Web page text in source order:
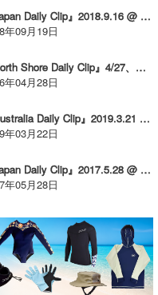
『Japan Daily Clip』2018.9.16 @ Shikoku vol.2
年09月19日
『North Shore Daily Clip』4/27、ロッキーセッション。
年04月28日
『Australia Daily Clip』2019.3.21 @ WA
年03月22日
『Japan Daily Clip』2017.5.28 @ Chiba vol.2
年05月28日